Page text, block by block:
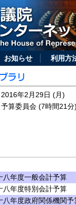
お知らせ 利用方
2016年2月29日 (月)
予算委員会 (7時間21分)
八年度一般会計予算
八年度特別会計予算
八年度政府関係機関予